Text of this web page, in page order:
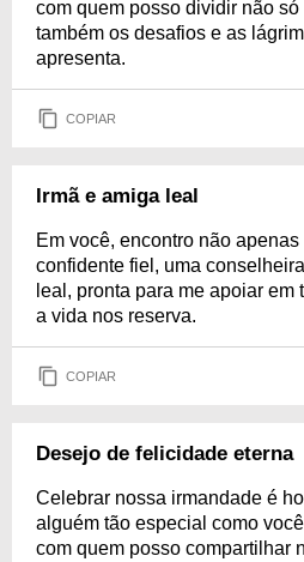
com quem posso dividir não
também os desafios e as
apresenta.
COPIAR
Irmã e amiga leal
Em você, encontro não
confidente fiel, uma
leal, pronta para me apoiar
a vida nos reserva.
COPIAR
Desejo de felicidade eterna
Celebrar nossa irmandade é
alguém tão especial como
com quem posso compartilhar